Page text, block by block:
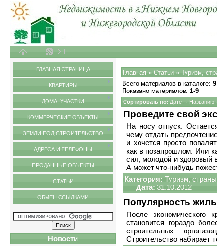
ГЛАВНАЯ СТРАНИЦА
КВАРТИРЫ
ДОМА, УЧАСТКИ
КОММЕРЧЕСКИЕ ОБЪЕКТЫ
ЗЕМЛИ ПОД СТРОИТЕЛЬСТВО
АДРЕСА И ТЕЛЕФОНЫ
ПРОДАННЫЕ ОБЪЕКТЫ
СТАТЬИ
ОБМЕН ССЫЛКАМИ
Новости
Главная » Статьи » Туризм,
Всего материалов в каталоге: 9
Показано материалов: 1-9
Сортировать по: Дате · Названию
Проведите свой
На носу отпуск.
чему отдать
и хочется просто
как в позапрошлом. Или
сил, молодой и здоровый
А может что-нибудь
Категория: Туризм,
Дата: 31.10.2012
Популярность
После экономического
становится гораздо
строительных
Строительство набирает